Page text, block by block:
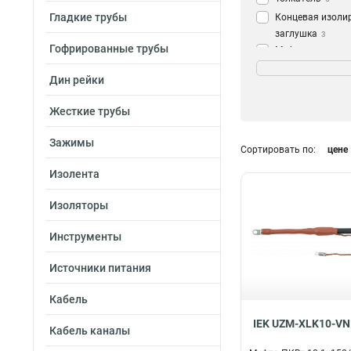
Гладкие трубы
Гофрированные трубы
Дин рейки
Жесткие трубы
Зажимы
Изолента
Изоляторы
Инструменты
Источники питания
Кабель
Кабель каналы
Концевая
заглушка 3
Муфта с
5х70/120 1
1х500/630 4
1х35/50 4
3х16/25 4
5х16/25 12
Сортировать по: цене
IEK UZM-XLK10-